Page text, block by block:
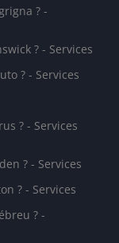
? -
? - Services
? - Services
? - Services
? - Services
? - Services
? -